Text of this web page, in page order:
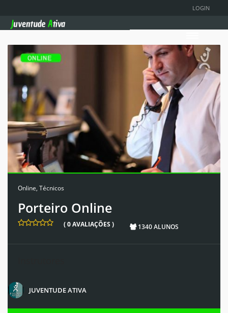
LOGIN
Online, Técnicos
Porteiro Online
( 0 AVALIAÇÕES ) 1340 ALUNOS
JUVENTUDE ATIVA